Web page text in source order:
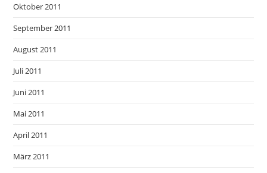
Oktober 2011
September 2011
August 2011
Juli 2011
Juni 2011
Mai 2011
April 2011
März 2011